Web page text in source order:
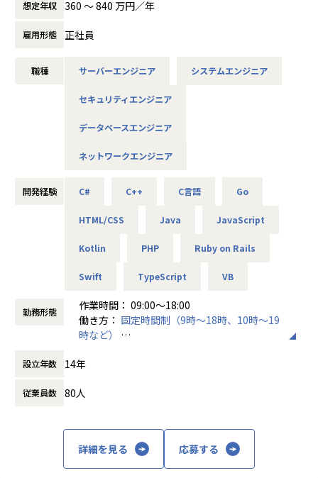
業務やプライベートなどにより始業・終業をフレックスに対
を変更し勤務いただけます。
■イベントごとも定期的に実施しています。
1年間を通してイベントごとも定期的に実施し、社員同士の
コミュニケーションを活発に行っています！
1月：新年会（これまではグループ400名以上規模で実施）
6月：新入社員技術研修発表会
10月：下期キックオフ（懇親会）
その他、各種慰労会や１Fの150インチある巨大スクリーンで
お酒も飲みながらスポーツ観戦などなど
コミュニケーションをとりながら社員同士交流できる場がた
くさんあります。
【業務の変更の範囲】
パーソルグループでは「PALMS」というe-learningシステム
などのマネジメント知識、マーケティングや経営戦略などの
もビジネスで役に立つコンテンツを70近く用意しています。
が取り組めるよう、Udemyと法人契約を締結し600IDを確保
当社では横断的な技術・PM品質向上組織による内部講習が
ります。約270の認定資格については取得時に受験料を会社
研修／AWS研修／Oracle研修／Udemy・グロービスなどが
【多様なキャリアパスを実現】
マネジメント系だけでなく、スペシャリスト系も積極的にキ
す。仕組みとして、1on1MTGで上司とキャリアプランの共
が可能。制度としても、年1回の異動意向調査（社員満足度
【在宅勤務制度】
富に提供しています。
【概要】
析、インフラ設計構築、自社アプリ開発など。
造・流通・通信といった希望に合ったものを選べます。案件
プロジェクト例
・スマートフォンアプリ開発
・組込システム開発
・ECサイト開発
・サーバ、ネットワーク設計構築／保守／運用
※スキルにあったフェーズからお任せしていきます。
【仕事の魅力】
・エンジニア本人が案件を希望・選択
システムの種類や活かしたいスキル、勤務地、残業状況など
詳細をヒアリングしています。
・こだわり条件も大切に
給与を上げたい、残業を減らしたい、最新技術に携わりた
い、同じ現場に長く居たい…という希望も受け入れ、働く上
想定年収 360 〜 840 万円／年
雇用形態 正社員
職種 サーバーエンジニア システムエンジニア
セキュリティエンジニア
データベースエンジニア
ネットワークエンジニア
開発経験 C# C++ C言語 Go
HTML/CSS Java JavaScript
Kotlin PHP Ruby on Rails
Swift TypeScript VB
勤務形態
作業時間： 09:00～18:00
働き方： 固定時間制（9時～18時、10時～19
時など）
休憩時間： 60分
設立年数 14年
従業員数 80人
詳細を見る 応募する